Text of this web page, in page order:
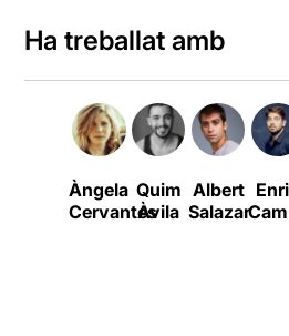
Ha treballat amb
Àngela
Cervantes
Quim
Àvila
Albert
Salazar